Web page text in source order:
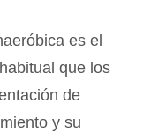
es el
que los
de
y su